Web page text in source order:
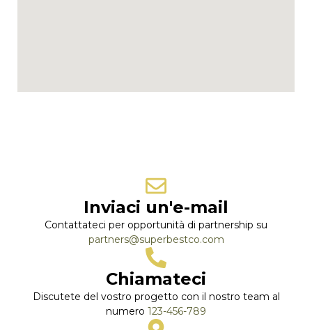
Inviaci un'e-mail
Contattateci per opportunità di partnership su
partners@superbestco.com
Chiamateci
Discutete del vostro progetto con il nostro team al
numero 123-456-789